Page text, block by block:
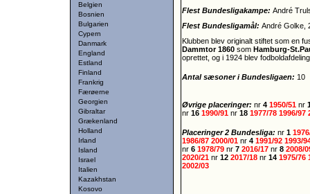
Belgien
Bosnien
Bulgarien
Cypern
Danmark
England
Estland
Finland
Frankrig
Færøerne
Georgien
Gibraltar
Grækenland
Holland
Irland
Island
Israel
Italien
Kazakhstan
Kosovo
Flest Bundesligakampe: André
Flest Bundesligamål: André Golke,
Klubben blev originalt stiftet som en
Dammtor 1860 som Hamburg-
oprettet, og i 1924 blev
Antal sæsoner i Bundesligaen: 10
Øvrige placeringer: nr 4 1950/51 nr
nr 16 1990/91 nr 18 1977/78 1996/97
Placeringer 2 Bundesliga: nr 1
1986/87 2000/01 nr 4 1991/92 1993/
nr 6 1978/79 nr 7 2016/17 nr 8 2008/
2020/21 nr 12 2017/18 nr 14 1975/76
2002/03